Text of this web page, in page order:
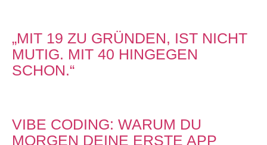
„MIT 19 ZU GRÜNDEN, IST NICHT
MUTIG. MIT 40 HINGEGEN
SCHON.“
VIBE CODING: WARUM DU
MORGEN DEINE ERSTE APP